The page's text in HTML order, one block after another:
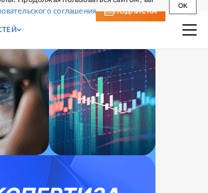
соглашения
OK
ПОДПИСКА